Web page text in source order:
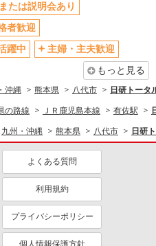
たは説明会あり
者歓迎
躍中
主婦・主夫歓迎
もっと見る
沖縄 熊本県 八代市 日研トー
の路線 ＪＲ鹿児島本線 有佐駅
九州・沖縄 熊本県 八代市 日研
よくある質問
利用規約
プライバシーポリシー
個人情報保護方針